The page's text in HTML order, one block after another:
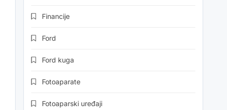
Financije
Ford
Ford kuga
Fotoaparate
Fotoaparski uređaji